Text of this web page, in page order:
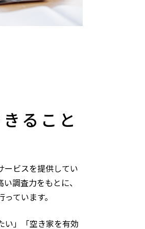
ること
ービスを提供してい
調査力をもとに、
ています。
い」「空き家を有効